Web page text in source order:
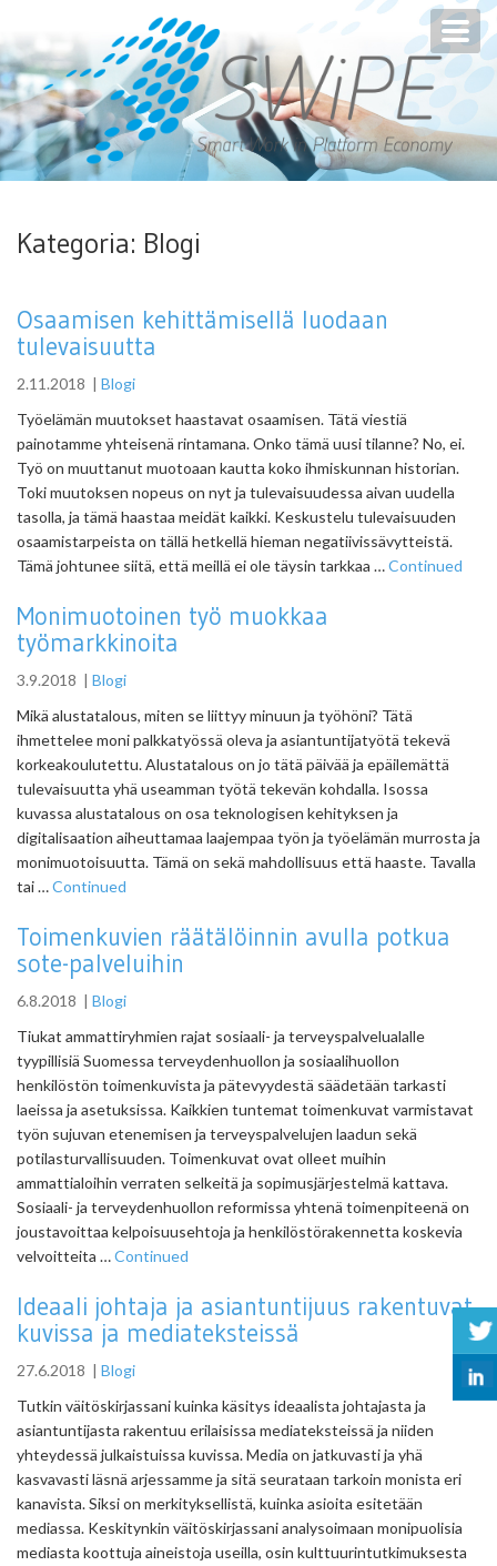
Kategoria: Blogi
Osaamisen kehittämisellä luodaan
tulevaisuutta
2.11.2018 | Blogi
Työelämän muutokset haastavat osaamisen. Tätä viestiä
painotamme yhteisenä rintamana. Onko tämä uusi tilanne? No, ei.
Työ on muuttanut muotoaan kautta koko ihmiskunnan historian.
Toki muutoksen nopeus on nyt ja tulevaisuudessa aivan uudella
tasolla, ja tämä haastaa meidät kaikki. Keskustelu tulevaisuuden
osaamistarpeista on tällä hetkellä hieman negatiivissävytteistä.
Tämä johtunee siitä, että meillä ei ole täysin tarkkaa …Continued
Monimuotoinen työ muokkaa
työmarkkinoita
3.9.2018 | Blogi
Mikä alustatalous, miten se liittyy minuun ja työhöni? Tätä
ihmettelee moni palkkatyössä oleva ja asiantuntijatyötä tekevä
korkeakoulutettu. Alustatalous on jo tätä päivää ja epäilemättä
tulevaisuutta yhä useamman työtä tekevän kohdalla. Isossa
kuvassa alustatalous on osa teknologisen kehityksen ja
digitalisaation aiheuttamaa laajempaa työn ja työelämän murrosta ja
monimuotoisuutta. Tämä on sekä mahdollisuus että haaste. Tavalla
tai …Continued
Toimenkuvien räätälöinnin avulla potkua
sote-palveluihin
6.8.2018 | Blogi
Tiukat ammattiryhmien rajat sosiaali- ja terveyspalvelualalle
tyypillisiä Suomessa terveydenhuollon ja sosiaalihuollon
henkilöstön toimenkuvista ja pätevyydestä säädetään tarkasti
laeissa ja asetuksissa. Kaikkien tuntemat toimenkuvat varmistavat
työn sujuvan etenemisen ja terveyspalvelujen laadun sekä
potilasturvallisuuden. Toimenkuvat ovat olleet muihin
ammattialoihin verraten selkeitä ja sopimusjärjestelmä kattava.
Sosiaali- ja terveydenhuollon reformissa yhtenä toimenpiteenä on
joustavoittaa kelpoisuusehtoja ja henkilöstörakennetta koskevia
velvoitteita …Continued
Ideaali johtaja ja asiantuntijuus rakentuvat
kuvissa ja mediateksteissä
27.6.2018 | Blogi
Tutkin väitöskirjassani kuinka käsitys ideaalista johtajasta ja
asiantuntijasta rakentuu erilaisissa mediateksteissä ja niiden
yhteydessä julkaistuissa kuvissa. Media on jatkuvasti ja yhä
kasvavasti läsnä arjessamme ja sitä seurataan tarkoin monista eri
kanavista. Siksi on merkityksellistä, kuinka asioita esitetään
mediassa. Keskitynkin väitöskirjassani analysoimaan monipuolisia
mediasta koottuja aineistoja useilla, osin kulttuurintutkimuksesta